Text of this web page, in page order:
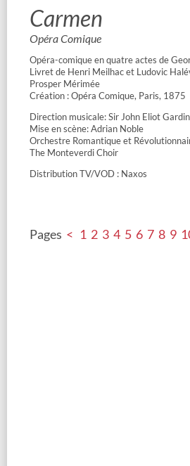
Carmen
Opéra Comique
Opéra-comique en quatre actes de
Livret de Henri Meilhac et Ludovic
Prosper Mérimée
Création : Opéra Comique, Paris, 1875
Direction musicale: Sir John Eliot
Mise en scène: Adrian Noble
Orchestre Romantique et
The Monteverdi Choir
Distribution TV/VOD : Naxos
Pages < 1 2 3 4 5 6 7 8 9